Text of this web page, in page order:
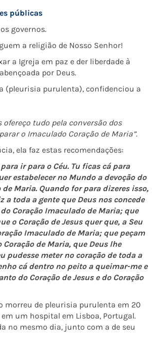
públicas
governos.
a religião de Nosso Senhor!
a Igreja em paz e der liberdade à
por Deus.
(pleurisia purulenta), confidenciou a
tudo pela conversão dos
o Imaculado Coração de Maria”.
ela faz estas recomendações:
ir para o Céu. Tu ficas cá para
estabelecer no Mundo a devoção do
Maria. Quando for para dizeres isso,
a toda a gente que Deus nos concede
Coração Imaculado de Maria; que
o Coração de Jesus quer que, a Seu
Imaculado de Maria; que peçam
de Maria, que Deus lhe
pudesse meter no coração de toda a
cá dentro no peito a queimar-me e
do Coração de Jesus e do Coração
morreu de pleurisia purulenta em 20
em um hospital em Lisboa, Portugal.
no mesmo dia, junto com a de seu